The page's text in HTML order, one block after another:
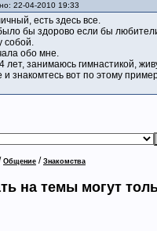
22-04-2010 19:33
есть здесь все.
бы здорово если бы
собой.
обо мне.
лет, занимаюсь гимнастикой,
знакомтесь вот по этому
Общение / Знакомства
на темы могут